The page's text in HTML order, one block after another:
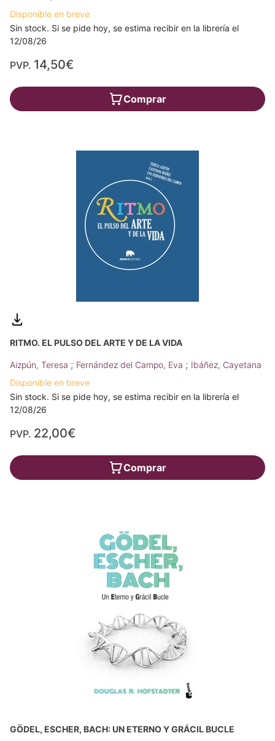
Disponible en breve
Sin stock. Si se pide hoy, se estima recibir en la librería el
12/08/26
PVP. 14,50€
Comprar
RITMO. EL PULSO DEL ARTE Y DE LA VIDA
Aizpún, Teresa ; Fernández del Campo, Eva ; Ibáñez, Cayetana
Disponible en breve
Sin stock. Si se pide hoy, se estima recibir en la librería el
12/08/26
PVP. 22,00€
Comprar
GÖDEL, ESCHER, BACH: UN ETERNO Y GRÁCIL BUCLE